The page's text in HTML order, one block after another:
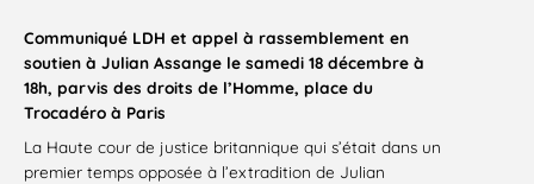
Communiqué LDH et appel à rassemblement en
soutien à Julian Assange le samedi 18 décembre à
18h, parvis des droits de l’Homme, place du
Trocadéro à Paris
La Haute cour de justice britannique qui s’était dans un
premier temps opposée à l’extradition de Julian